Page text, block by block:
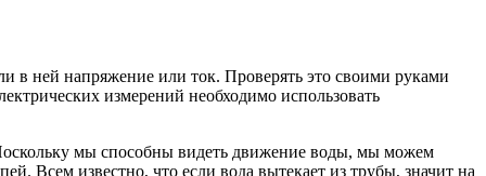
в ней напряжение или ток. Проверять это своими руками
измерений необходимо использовать
мы способны видеть движение воды, мы можем
Всем известно, что если вода вытекает из трубы, значит на